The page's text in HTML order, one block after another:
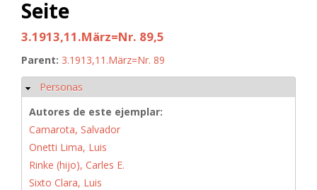
Seite
3.1913,11.März=Nr. 89,5
Parent: 3.1913,11.März=Nr. 89
Ocultar
Personas
Autores de este ejemplar:
Camarota, Salvador
Onetti Lima, Luis
Rinke (hijo), Carles E.
Sixto Clara, Luis